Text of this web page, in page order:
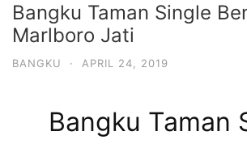
Bangku Taman Single
Marlboro Jati
BANGKU · APRIL 24, 2019
Bangku Taman